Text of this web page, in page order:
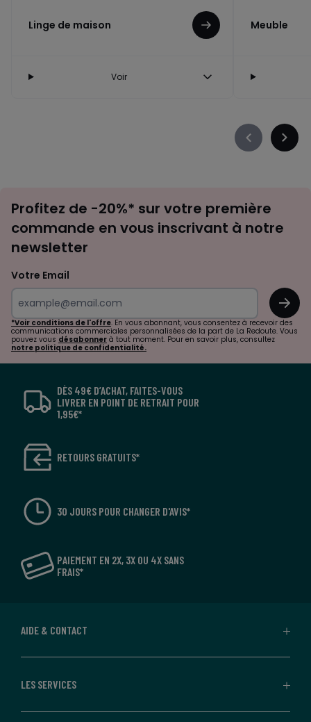
Linge de maison
Voir
Meuble
Précédent
gauche
newsletter
Profitez de -20%* sur votre première
commande en vous inscrivant à notre
newsletter
Votre Email
OK
*Voir conditions de l'offre. En vous abonnant, vous consentez à recevoir des
communications commerciales personnalisées de la part de La Redoute. Vous
pouvez vous désabonner à tout moment. Pour en savoir plus, consultez
notre politique de confidentialité.
DÈS 49€ D’ACHAT, FAITES-VOUS
LIVRER EN POINT DE RETRAIT POUR
1,95€*
RETOURS GRATUITS*
30 JOURS POUR CHANGER D'AVIS*
PAIEMENT EN 2X, 3X OU 4X SANS
FRAIS*
AIDE & CONTACT
LES SERVICES